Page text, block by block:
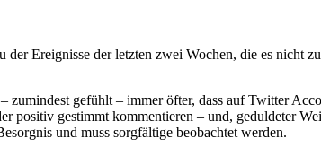
Ereignisse der letzten zwei Wochen, die es nicht
zumindest gefühlt – immer öfter, dass auf Twitter
positiv gestimmt kommentieren – und, geduldeter
und muss sorgfältige beobachtet werden.